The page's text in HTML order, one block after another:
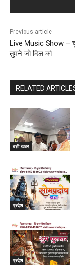
Previous article
Live Music Show –
तुमने जो दिल को
RELATED
बड़ी खबर
प्रदेश
प्रदेश